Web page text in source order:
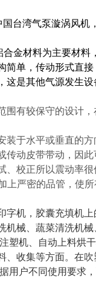
台湾气泵漩涡风机
金材料为主要材料
简单，传动形式直
这是其他气源发生
有较保守的设计
于水平或垂直的方
动皮带带动，因此
校正所以震动率很
上严密的品管，使
字机，胶囊充填机
械、蔬菜清洗机
塑机、自动上料烘
收集等方面。在
用户不同使用要求